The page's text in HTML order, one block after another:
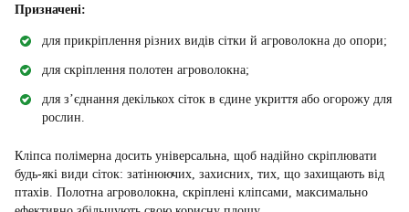
Призначені:
для прикріплення різних видів сітки й агроволокна до опори;
для скріплення полотен агроволокна;
для з’єднання декількох сіток в єдине укриття або огорожу для
рослин.
Кліпса полімерна досить універсальна, щоб надійно скріплювати
будь-які види сіток: затінюючих, захисних, тих, що захищають від
птахів. Полотна агроволокна, скріплені кліпсами, максимально